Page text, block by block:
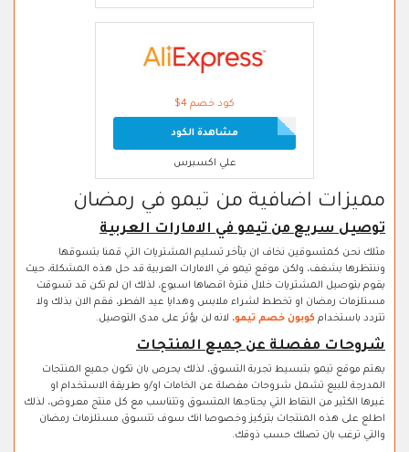
كود خصم 4$
مشاهدة الكود
علي اكسبرس
مميزات اضافية من تيمو في رمضان
توصيل سريع من تيمو في الامارات العربية
مثلك نحن كمتسوقين نخاف ان يتأخر تسليم المشتريات التي قمنا بتسوقها
وننتظرها بشغف، ولكن موقع تيمو في الامارات العربية قد حل هذه المشكلة، حيث
يقوم بتوصيل المشتريات خلال فترة اقصاها اسبوع، لذلك ان لم تكن قد تسوقت
مستلزمات رمضان او تخطط لشراء ملابس وهدايا عيد الفطر، فقم الان بذلك ولا
تتردد باستخدام كوبون خصم تيمو، لانه لن يؤثر على مدى التوصيل.
شروحات مفصلة عن جميع المنتجات
يهتم موقع تيمو بتبسيط تجربة التسوق، لذلك يحرص بان تكون جميع المنتجات
المدرجة للبيع تشمل شروحات مفصلة عن الخامات او/و طريقة الاستخدام او
غيرها الكثير من النقاط التي يحتاجها المتسوق وتتناسب مع كل منتج معروض، لذلك
اطلع على هذه المنتجات بتركيز وخصوصا انك سوف تتسوق مستلزمات رمضان
والتي ترغب بان تصلك حسب ذوقك.